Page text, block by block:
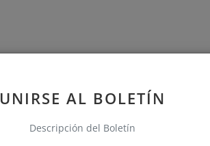
UNIRSE AL BOLETÍN
Descripción del Boletín